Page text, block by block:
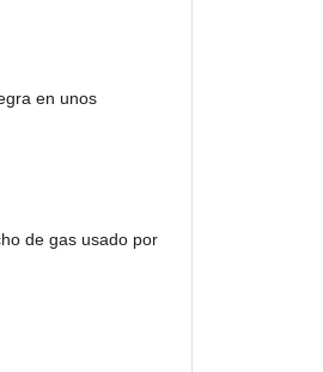
en unos
de gas usado por